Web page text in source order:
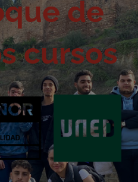
de
cursos